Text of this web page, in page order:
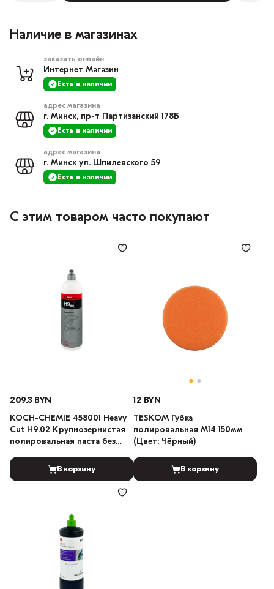
Наличие в магазинах
заказать онлайн
Интернет Магазин
Есть в наличии
адрес магазина
г. Минск, пр-т Партизанский 178Б
Есть в наличии
адрес магазина
г. Минск ул. Шпилевского 59
Есть в наличии
С этим товаром часто покупают
209.3 BYN
KOCH-CHEMIE 458001 Heavy
Cut H9.02 Крупнозернистая
полировальная паста без
В корзину
12 BYN
TESKOM Губка
полировальная M14 150мм
(Цвет: Чёрный)
В корзину